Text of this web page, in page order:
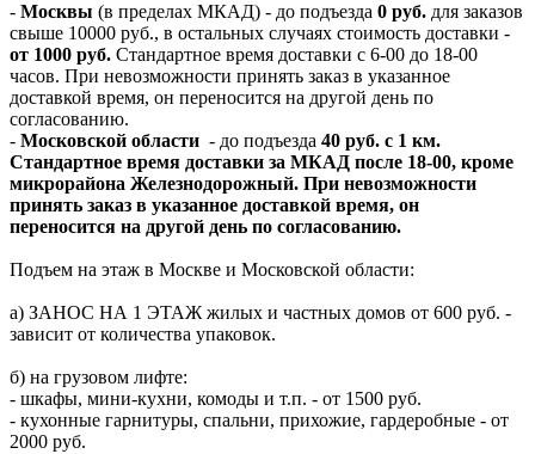
- Москвы (в пределах МКАД) - до подъезда 0 руб. для заказов
свыше 10000 руб., в остальных случаях стоимость доставки -
от 1000 руб. Стандартное время доставки с 6-00 до 18-00
часов. При невозможности принять заказ в указанное
доставкой время, он переносится на другой день по
согласованию.
- Московской области - до подъезда 40 руб. с 1 км.
Стандартное время доставки за МКАД после 18-00, кроме
микрорайона Железнодорожный. При невозможности
принять заказ в указанное доставкой время, он
переносится на другой день по согласованию.
Подъем на этаж в Москве и Московской области:
а) ЗАНОС НА 1 ЭТАЖ жилых и частных домов от 600 руб. -
зависит от количества упаковок.
б) на грузовом лифте:
- шкафы, мини-кухни, комоды и т.п. - от 1500 руб.
- кухонные гарнитуры, спальни, прихожие, гардеробные - от
2000 руб.